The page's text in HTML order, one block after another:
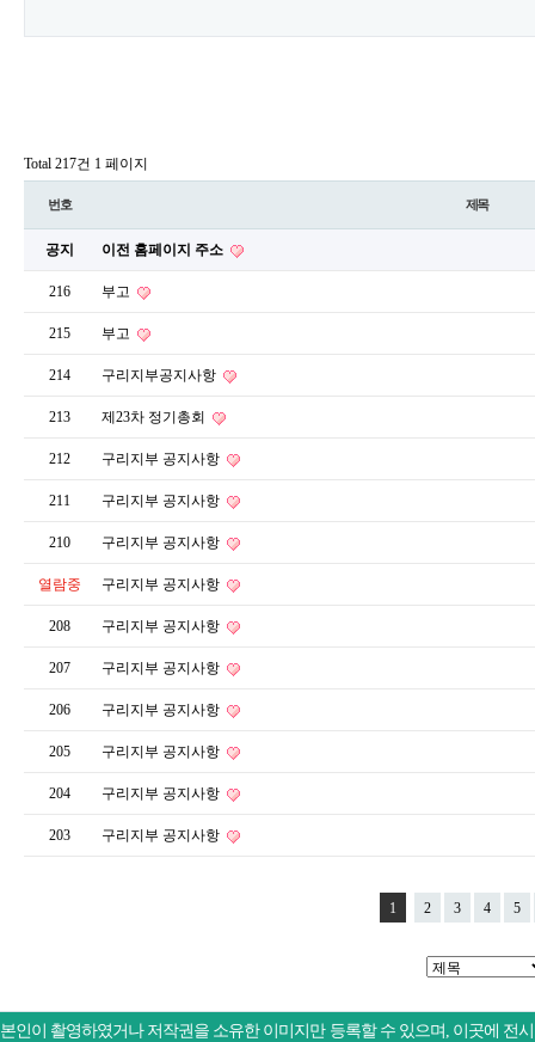
Total 217건 1 페이지
번호 제목
공지 이전 홈페이지 주소
216 부고
215 부고
214 구리지부공지사항
213 제23차 정기총회
212 구리지부 공지사항
211 구리지부 공지사항
210 구리지부 공지사항
열람중 구리지부 공지사항
208 구리지부 공지사항
207 구리지부 공지사항
206 구리지부 공지사항
205 구리지부 공지사항
204 구리지부 공지사항
203 구리지부 공지사항
1 2 3 4 5
본인이 촬영하였거나 저작권을 소유한 이미지만 등록할 수 있으며, 이곳에 전